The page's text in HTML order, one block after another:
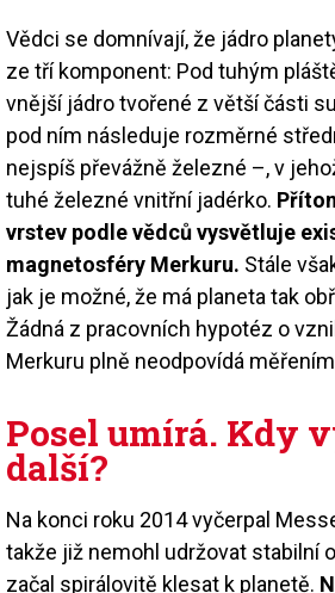
Vědci se domnívají, že jádro
ze tří komponent: Pod tuhým
vnější jádro tvořené z větší části
pod ním následuje rozměrné
nejspíš převážně železné –, v
tuhé železné vnitřní jadérko.
vrstev podle vědců vysvětluje
magnetosféry Merkuru. Stále
jak je možné, že má planeta tak
Žádná z pracovních hypotéz o
Merkuru plně neodpovídá
Posel umírá. Kdy
další?
Na konci roku 2014 vyčerpal
takže již nemohl udržovat stabilní
začal spirálovitě klesat k planetě.